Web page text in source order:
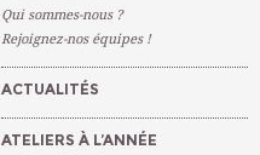
Qui sommes-nous ?
Rejoignez-nos équipes !
ACTUALITÉS
ATELIERS À L’ANNÉE